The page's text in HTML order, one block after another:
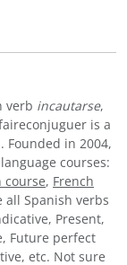
verb incautarse,
is a
Founded in 2004,
courses:
course, French
all Spanish verbs
Present,
Future perfect
etc. Not sure